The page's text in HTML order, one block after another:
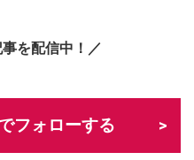
を配信中！／
フォローする